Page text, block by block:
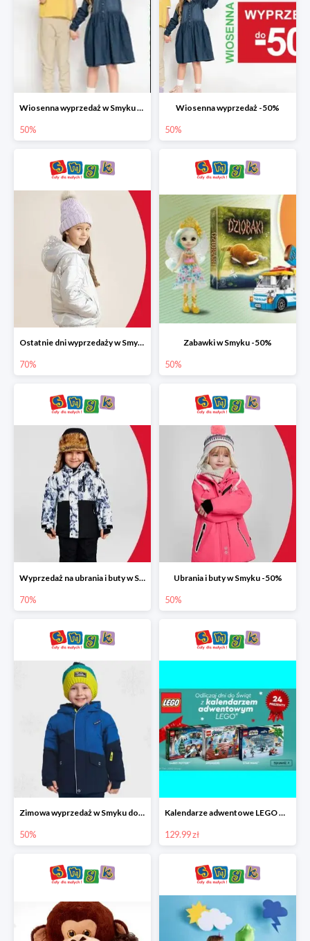
Wiosenna wyprzedaż w Smyku do -50%
50%
Wiosenna wyprzedaż -50%
50%
Ostatnie dni wyprzedaży w Smyku do -70%
70%
Zabawki w Smyku -50%
50%
Wyprzedaż na ubrania i buty w Smyku do -70%
70%
Ubrania i buty w Smyku -50%
50%
Zimowa wyprzedaż w Smyku do -50%
50%
Kalendarze adwentowe LEGO w Smyku w super cenie
129.99 zł